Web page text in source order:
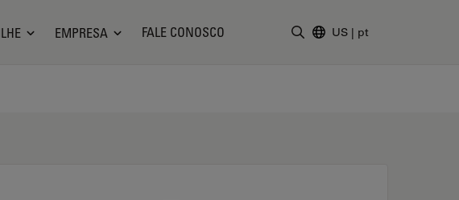
EMPRESA FALE CONOSCO US | pt